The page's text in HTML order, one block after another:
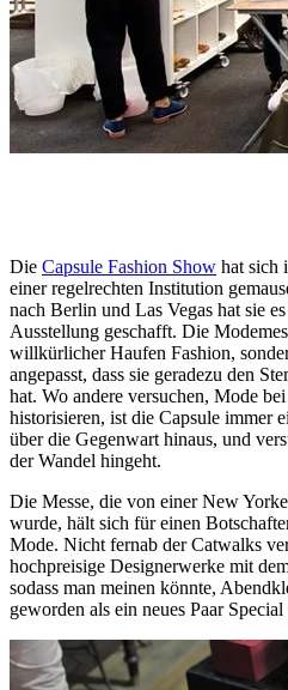
Die Capsule Fashion Show hat sich
einer regelrechten Institution
nach Berlin und Las Vegas hat sie
Ausstellung geschafft. Die
willkürlicher Haufen Fashion,
angepasst, dass sie geradezu den
hat. Wo andere versuchen, Mode
historisieren, ist die Capsule immer
über die Gegenwart hinaus, und
der Wandel hingeht.
Die Messe, die von einer New
wurde, hält sich für einen
Mode. Nicht fernab der Catwalks
hochpreisige Designerwerke mit
sodass man meinen könnte,
geworden als ein neues Paar